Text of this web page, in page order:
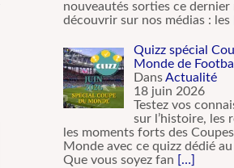
nouveautés sorties ce dernier
découvrir sur nos médias : les
Quizz spécial
Monde de Football
DansActualité
18 juin 2026
Testez vos
sur l’histoire, les
les moments forts des
Monde avec ce quizz dédié
Que vous soyez fan […]